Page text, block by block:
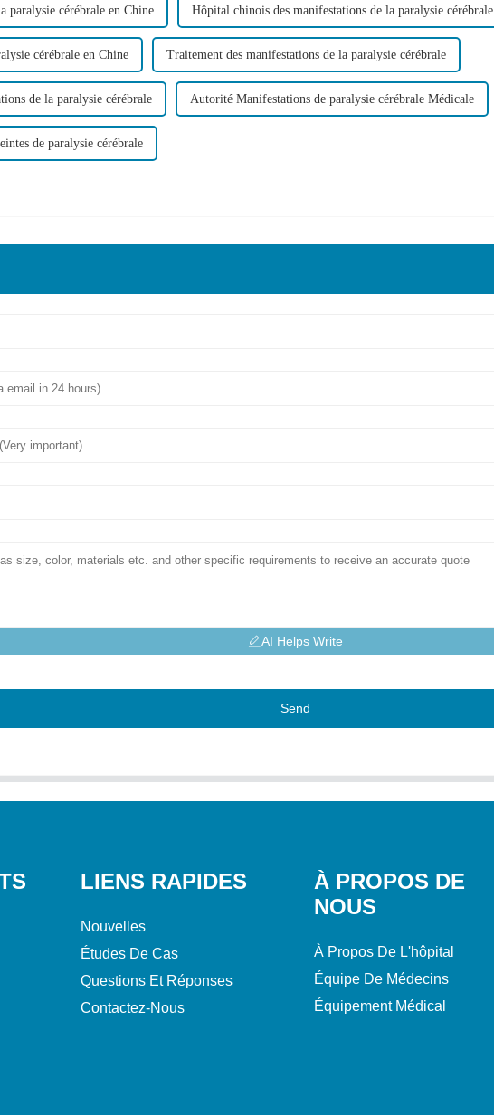
paralysie cérébrale en Chine Hôpital chinois des manifestations de la paralysie cérébrale
cérébrale en Chine Traitement des manifestations de la paralysie cérébrale
de la paralysie cérébrale Autorité Manifestations de paralysie cérébrale Médicale
de paralysie cérébrale
AI Helps Write
Send
LIENS RAPIDES
Nouvelles
Études De Cas
Questions Et Réponses
Contactez-Nous
À PROPOS DE
NOUS
À Propos De L'hôpital
Équipe De Médecins
Équipement Médical